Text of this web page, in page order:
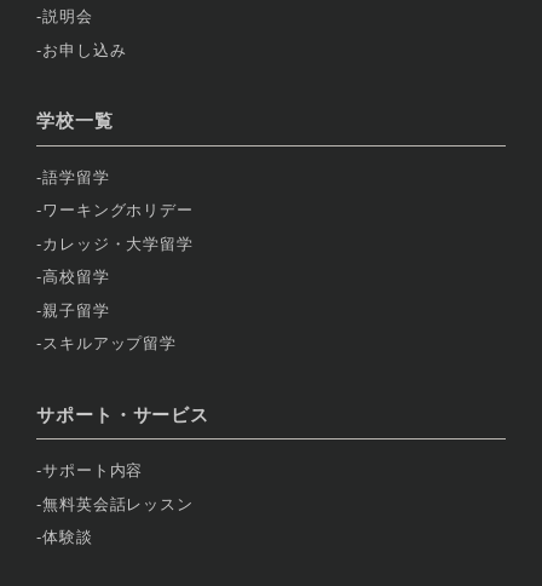
説明会
お申し込み
学校一覧
語学留学
ワーキングホリデー
カレッジ・大学留学
高校留学
親子留学
スキルアップ留学
サポート・サービス
サポート内容
無料英会話レッスン
体験談